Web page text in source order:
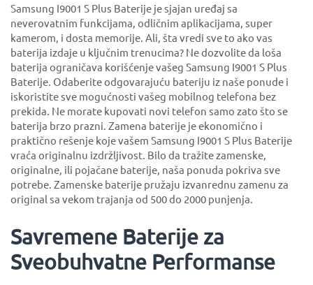
Samsung I9001 S Plus Baterije je sjajan uređaj sa
neverovatnim funkcijama, odličnim aplikacijama, super
kamerom, i dosta memorije. Ali, šta vredi sve to ako vas
baterija izdaje u ključnim trenucima? Ne dozvolite da loša
baterija ograničava korišćenje vašeg Samsung I9001 S Plus
Baterije. Odaberite odgovarajuću bateriju iz naše ponude i
iskoristite sve mogućnosti vašeg mobilnog telefona bez
prekida. Ne morate kupovati novi telefon samo zato što se
baterija brzo prazni. Zamena baterije je ekonomično i
praktično rešenje koje vašem Samsung I9001 S Plus Baterije
vraća originalnu izdržljivost. Bilo da tražite zamenske,
originalne, ili pojačane baterije, naša ponuda pokriva sve
potrebe. Zamenske baterije pružaju izvanrednu zamenu za
original sa vekom trajanja od 500 do 2000 punjenja.
Savremene Baterije za
Sveobuhvatne Performanse